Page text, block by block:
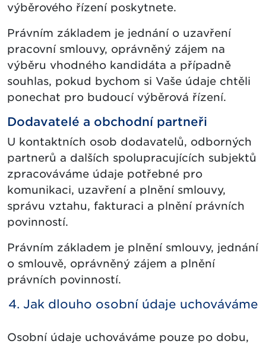
výběrového řízení poskytnete.
Právním základem je jednání o uzavření
pracovní smlouvy, oprávněný zájem na
výběru vhodného kandidáta a případně
souhlas, pokud bychom si Vaše údaje chtěli
ponechat pro budoucí výběrová řízení.
Dodavatelé a obchodní partneři
U kontaktních osob dodavatelů, odborných
partnerů a dalších spolupracujících subjektů
zpracováváme údaje potřebné pro
komunikaci, uzavření a plnění smlouvy,
správu vztahu, fakturaci a plnění právních
povinností.
Právním základem je plnění smlouvy, jednání
o smlouvě, oprávněný zájem a plnění
právních povinností.
4. Jak dlouho osobní údaje uchováváme
Osobní údaje uchováváme pouze po dobu,